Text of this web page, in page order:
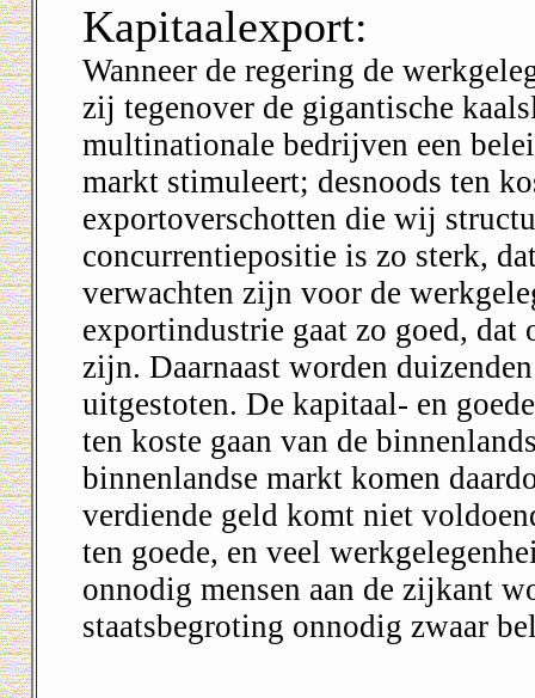
Kapitaalexport:
Wanneer de regering de
zij tegenover de gigantische
multinationale bedrijven een
markt stimuleert; desnoods ten
exportoverschotten die wij
concurrentiepositie is zo sterk,
verwachten zijn voor de
exportindustrie gaat zo goed, dat
zijn. Daarnaast worden
uitgestoten. De kapitaal- en
ten koste gaan van de
binnenlandse markt komen
verdiende geld komt niet
ten goede, en veel
onnodig mensen aan de zijkant
staatsbegroting onnodig zwaar